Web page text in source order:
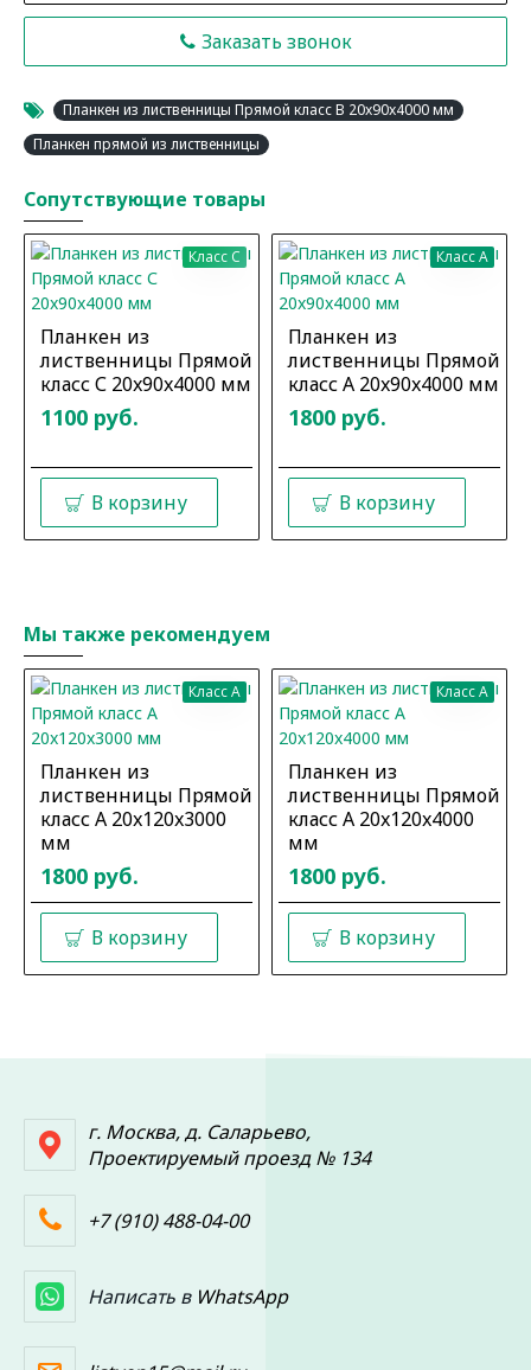
Заказать звонок
Планкен из лиственницы Прямой класс В 20x90x4000 мм
Планкен прямой из лиственницы
Сопутствующие товары
Класс C
Планкен из
лиственницы Прямой
класс С 20x90x4000 мм
1100 руб.
В корзину
Класс A
Планкен из
лиственницы Прямой
класс А 20x90x4000 мм
1800 руб.
В корзину
Мы также рекомендуем
Класс A
Планкен из
лиственницы Прямой
класс А 20x120x3000
мм
1800 руб.
В корзину
Класс A
Планкен из
лиственницы Прямой
класс А 20x120x4000
мм
1800 руб.
В корзину
г. Москва, д. Саларьево,
Проектируемый проезд № 134
+7 (910) 488-04-00
Написать в WhatsApp